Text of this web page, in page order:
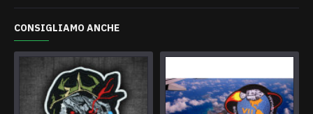
CONSIGLIAMO ANCHE